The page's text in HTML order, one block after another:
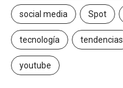
social media Spot
tecnología tendencias
youtube